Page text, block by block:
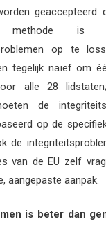
geaccepteerd
methode
op te
tegelijk naïef om
alle 28
de
op de
de
van de EU zelf
aangepaste aanpak.
is beter dan